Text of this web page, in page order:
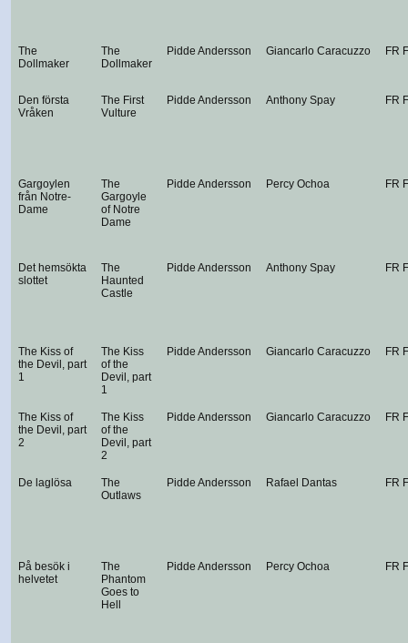
The
Dollmaker
The
Dollmaker
Pidde Andersson Giancarlo Caracuzzo FR
Den första
Vråken
The First
Vulture
Pidde Andersson Anthony Spay FR
Gargoylen
från Notre-
Dame
The
Gargoyle
of Notre
Dame
Pidde Andersson Percy Ochoa FR
Det hemsökta
slottet
The
Haunted
Castle
Pidde Andersson Anthony Spay FR
The Kiss of
the Devil, part
1
The Kiss
of the
Devil, part
1
Pidde Andersson Giancarlo Caracuzzo FR
The Kiss of
the Devil, part
2
The Kiss
of the
Devil, part
2
Pidde Andersson Giancarlo Caracuzzo FR
De laglösa
The
Outlaws
Pidde Andersson Rafael Dantas FR
På besök i
helvetet
The
Phantom
Goes to
Hell
Pidde Andersson Percy Ochoa FR